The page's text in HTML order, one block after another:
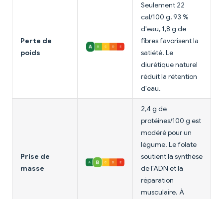
Perte de
poids
Seulement 22
cal/100 g, 93 %
d'eau, 1,8 g de
fibres favorisent la
satiété. Le
diurétique naturel
réduit la rétention
d'eau.
Prise de
masse
2,4 g de
protéines/100 g est
modéré pour un
légume. Le folate
soutient la synthèse
de l'ADN et la
réparation
musculaire. À